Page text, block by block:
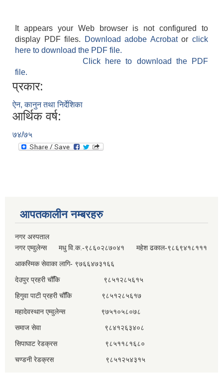
It appears your Web browser is not configured to
display PDF files.
Download adobe Acrobatorclick
here to download the PDF file.
Click here to download the PDF
file.
प्रकार:
ऐन, कानुन तथा निर्देशिका
आर्थिक वर्ष:
७४/७५
आपतकालीन नम्बरहरु
नगर अस्पताल
नगर एम्वुलेन्स मधु वि.क.-९८६०२८७०४१ महेश ढकाल-९८६९४१८१११
आकस्मिक सेवाका लागि- ९७६६४७३१६६
देउपुर प्रहरी चौँकि ९८५१२८५६१५
हिगुवा पाटी प्रहरी चौँकि ९८५१२८५६१७
महादेवस्थान एम्वुलेन्स ९७५१०५८०७८
समाज सेवा ९८४१२६३४०८
सिपाघाट रेडक्रस ९८५११८१६८०
चण्डनी रेडक्रस ९८५१२५४३१५